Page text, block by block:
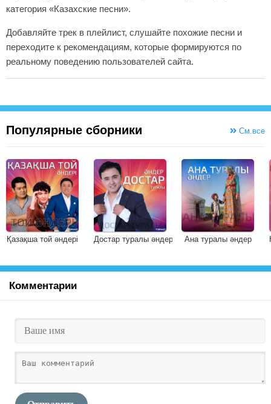
категория «Казахские песни».
Добавляйте трек в плейлист, слушайте похожие песни и
переходите к рекомендациям, которые формируются по
реальному поведению пользователей сайта.
Популярные сборники См.все
Қазақша той әндері Достар туралы әндер Ана туралы әндер
Комментарии